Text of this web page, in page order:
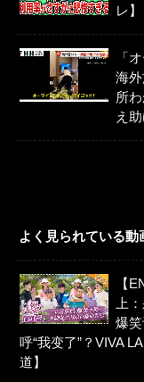
レ】
「
海
所
え
よく見られている動
【
上
爆
呼“我变了”？VIVA
道】